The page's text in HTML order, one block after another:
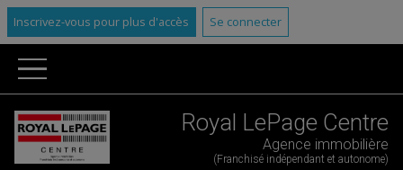
Inscrivez-vous pour plus d'accès Se connecter
Royal LePage Centre
Agence immobilière
(Franchisé indépendant et autonome)